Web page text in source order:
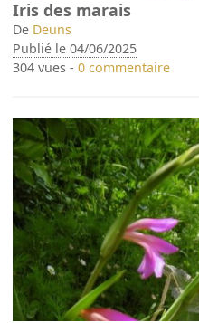
Iris des marais
De Deuns
Publié le 04/06/2025
304 vues -0 commentaire